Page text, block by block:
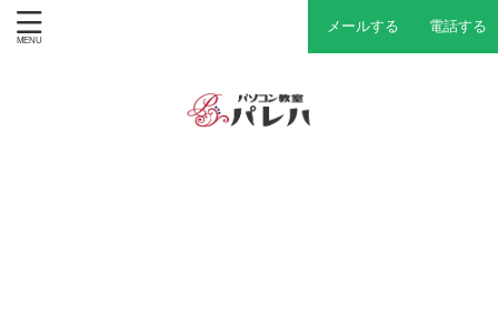
メールする 電話する